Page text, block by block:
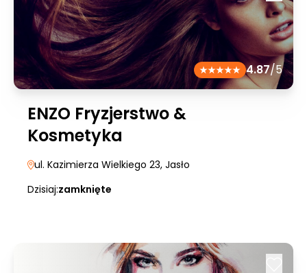
4.87/5
ENZO Fryzjerstwo &
Kosmetyka
ul. Kazimierza Wielkiego 23, Jasło
Dzisiaj:zamknięte